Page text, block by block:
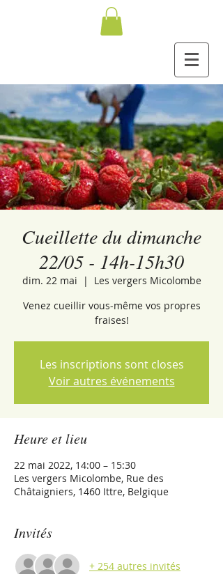
Cueillette du dimanche
22/05 - 14h-15h30
dim. 22 mai
  |
Les vergers Micolombe
Venez cueillir vous-même vos propres
Les inscriptions sont closes
Voir autres événements
Heure et lieu
22 mai 2022, 14:00 – 15:30
Les vergers Micolombe, Rue des
Châtaigniers, 1460 Ittre, Belgique
Invités
+ 254 autres invités